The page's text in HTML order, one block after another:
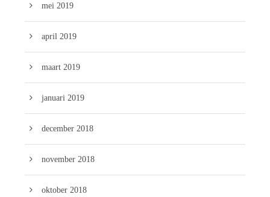
mei 2019
april 2019
maart 2019
januari 2019
december 2018
november 2018
oktober 2018